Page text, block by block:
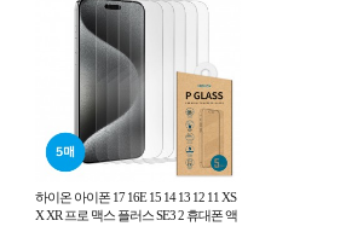
하이온 아이폰 17 16E 15 14 13 12 11 XS
X XR 프로 맥스 플러스 SE3 2 휴대폰 액